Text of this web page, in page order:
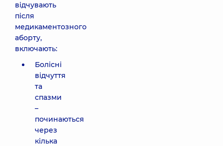
відчувають
після
медикаментозного
аборту,
включають:
Болісні
відчуття
та
спазми
–
починаються
через
кілька